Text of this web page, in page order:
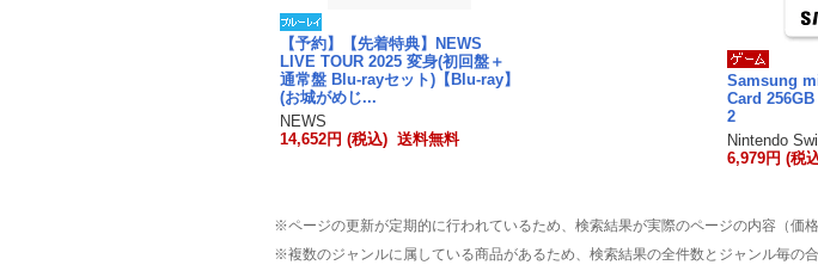
【予約】【先着特典】NEWS
LIVE TOUR 2025 変身(初回盤＋
通常盤 Blu-rayセット)【Blu-ray】
(お城がめじ...
NEWS
14,652円 (税込) 送料無料
Samsung
Card
2
Nintendo
6,979円 (税
※ページの更新が定期的に行われているため、検索結果が実際のページの内容（価
※複数のジャンルに属している商品があるため、検索結果の全件数とジャンル毎の